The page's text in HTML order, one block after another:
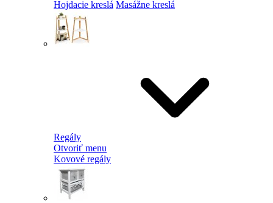
Hojdacie kreslá Masážne kreslá
Regály
Otvoriť menu
Kovové regály